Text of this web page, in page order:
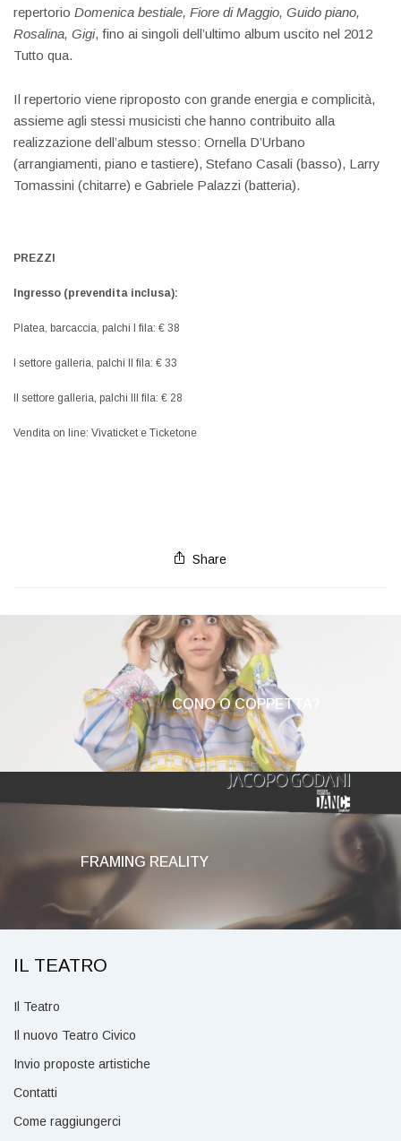
repertorioDomenica bestiale, Fiore di Maggio, Guido piano,
Rosalina, Gigi, fino ai singoli dell’ultimo album uscito nel 2012
Tutto qua.
Il repertorio viene riproposto con grande energia e complicità,
assieme agli stessi musicisti che hanno contribuito alla
realizzazione dell’album stesso: Ornella D’Urbano
(arrangiamenti, piano e tastiere), Stefano Casali (basso), Larry
Tomassini (chitarre) e Gabriele Palazzi (batteria).
PREZZI
Ingresso (prevendita inclusa):
Platea, barcaccia, palchi I fila: € 38
I settore galleria, palchi II fila: € 33
II settore galleria, palchi III fila: € 28
Vendita on line: Vivaticket e Ticketone
Share
CONO O COPPETTA?
FRAMING REALITY
IL TEATRO
Il Teatro
Il nuovo Teatro Civico
Invio proposte artistiche
Contatti
Come raggiungerci